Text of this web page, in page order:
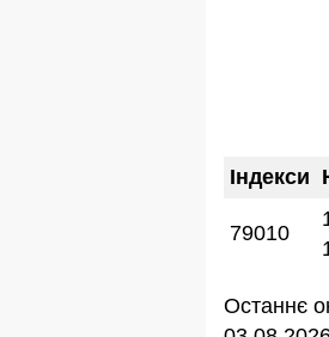
Індекси
79010
Останнє